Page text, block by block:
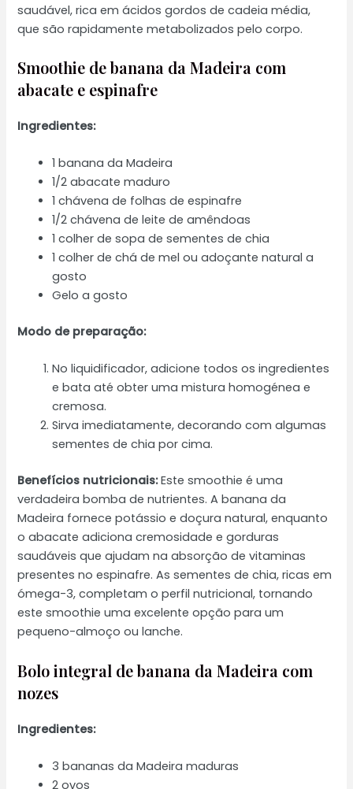
saudável, rica em ácidos gordos de cadeia média,
que são rapidamente metabolizados pelo corpo.
Smoothie de banana da Madeira com
abacate e espinafre
Ingredientes:
1 banana da Madeira
1/2 abacate maduro
1 chávena de folhas de espinafre
1/2 chávena de leite de amêndoas
1 colher de sopa de sementes de chia
1 colher de chá de mel ou adoçante natural a
gosto
Gelo a gosto
Modo de preparação:
No liquidificador, adicione todos os ingredientes
e bata até obter uma mistura homogénea e
cremosa.
Sirva imediatamente, decorando com algumas
sementes de chia por cima.
Benefícios nutricionais:Este smoothie é uma
verdadeira bomba de nutrientes. A banana da
Madeira fornece potássio e doçura natural, enquanto
o abacate adiciona cremosidade e gorduras
saudáveis que ajudam na absorção de vitaminas
presentes no espinafre. As sementes de chia, ricas em
ómega-3, completam o perfil nutricional, tornando
este smoothie uma excelente opção para um
pequeno-almoço ou lanche.
Bolo integral de banana da Madeira com
nozes
Ingredientes:
3 bananas da Madeira maduras
2 ovos